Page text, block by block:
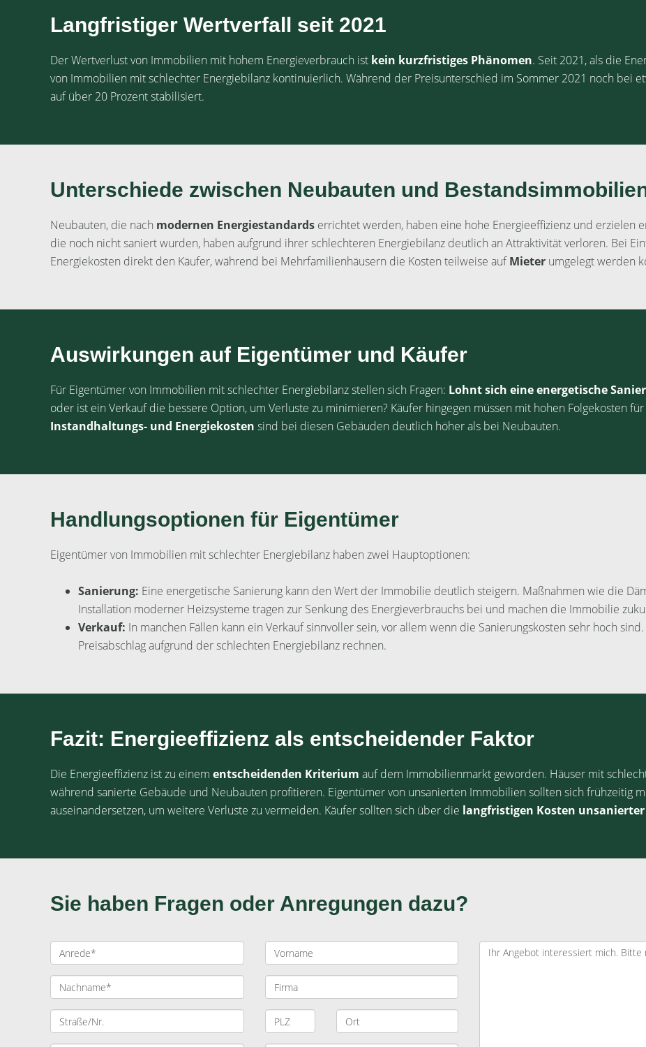
Langfristiger Wertverfall seit 2021
Der Wertverlust von Immobilien mit hohem Energieverbrauch ist kein kurzfristiges Phänomen. Seit 2021, als die
von Immobilien mit schlechter Energiebilanz kontinuierlich. Während der Preisunterschied im Sommer 2021 noch bei
auf über 20 Prozent stabilisiert.
Unterschiede zwischen Neubauten und
Neubauten, die nach modernen Energiestandards errichtet werden, haben eine hohe Energieeffizienz und erzielen
die noch nicht saniert wurden, haben aufgrund ihrer schlechteren Energiebilanz deutlich an Attraktivität verloren. Bei
Energiekosten direkt den Käufer, während bei Mehrfamilienhäusern die Kosten teilweise aufMieter umgelegt werden
Auswirkungen auf Eigentümer und Käufer
Für Eigentümer von Immobilien mit schlechter Energiebilanz stellen sich Fragen: Lohnt sich eine energetische
oder ist ein Verkauf die bessere Option, um Verluste zu minimieren? Käufer hingegen müssen mit hohen Folgekosten
Instandhaltungs- und Energiekosten sind bei diesen Gebäuden deutlich höher als bei Neubauten.
Handlungsoptionen für Eigentümer
Eigentümer von Immobilien mit schlechter Energiebilanz haben zwei Hauptoptionen:
Sanierung: Eine energetische Sanierung kann den Wert der Immobilie deutlich steigern. Maßnahmen wie die
Installation moderner Heizsysteme tragen zur Senkung des Energieverbrauchs bei und machen die Immobilie
Verkauf: In manchen Fällen kann ein Verkauf sinnvoller sein, vor allem wenn die Sanierungskosten sehr hoch
Preisabschlag aufgrund der schlechten Energiebilanz rechnen.
Fazit: Energieeffizienz als entscheidender Faktor
Die Energieeffizienz ist zu einem entscheidenden Kriterium auf dem Immobilienmarkt geworden. Häuser mit
während sanierte Gebäude und Neubauten profitieren. Eigentümer von unsanierten Immobilien sollten sich frühzeitig
auseinandersetzen, um weitere Verluste zu vermeiden. Käufer sollten sich über die langfristigen Kosten
Sie haben Fragen oder Anregungen dazu?